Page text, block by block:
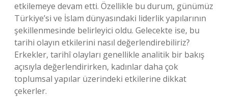
etkilemeye devam etti. Özellikle bu durum, günümüz
Türkiye’si ve İslam dünyasındaki liderlik yapılarının
şekillenmesinde belirleyici oldu. Gelecekte ise, bu
tarihi olayın etkilerini nasıl değerlendirebiliriz?
Erkekler, tarihî olayları genellikle analitik bir bakış
açısıyla değerlendirirken, kadınlar daha çok
toplumsal yapılar üzerindeki etkilerine dikkat
çekerler.